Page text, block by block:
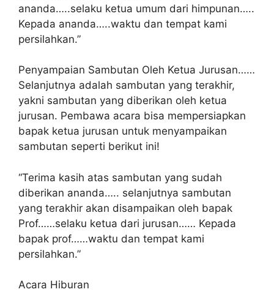
ananda…..selaku ketua umum dari himpunan…..
Kepada ananda…..waktu dan tempat kami
persilahkan.”
Penyampaian Sambutan Oleh Ketua Jurusan……
Selanjutnya adalah sambutan yang terakhir,
yakni sambutan yang diberikan oleh ketua
jurusan. Pembawa acara bisa mempersiapkan
bapak ketua jurusan untuk menyampaikan
sambutan seperti berikut ini!
“Terima kasih atas sambutan yang sudah
diberikan ananda….. selanjutnya sambutan
yang terakhir akan disampaikan oleh bapak
Prof……selaku ketua dari jurusan…… Kepada
bapak prof……waktu dan tempat kami
persilahkan.”
Acara Hiburan